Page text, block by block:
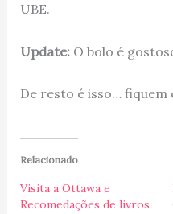
UBE.
Update: O bolo é
De resto é isso… fiquem
Relacionado
Visita a Ottawa e
Recomedações de livros